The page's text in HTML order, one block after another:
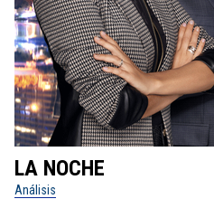
LA NOCHE
Análisis